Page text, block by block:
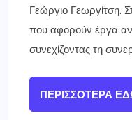
Γεώργιο Γεωργίτση.
που αφορούν έργα
συνεχίζοντας τη
ΠΕΡΙΣΣΌΤΕΡΑ